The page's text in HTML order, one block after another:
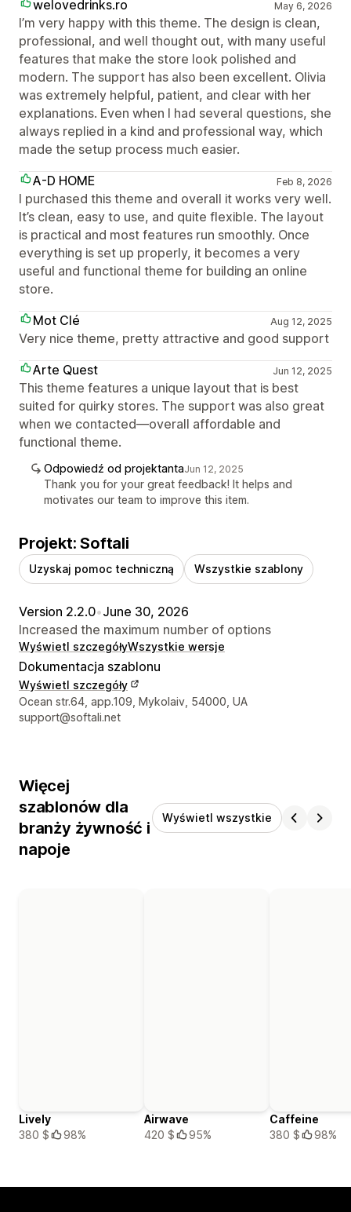
welovedrinks.ro May 6, 2026
I’m very happy with this theme. The design is clean,
professional, and well thought out, with many useful
features that make the store look polished and
modern. The support has also been excellent. Olivia
was extremely helpful, patient, and clear with her
explanations. Even when I had several questions, she
always replied in a kind and professional way, which
made the setup process much easier.
A-D HOME
Feb 8, 2026
I purchased this theme and overall it works very well.
It’s clean, easy to use, and quite flexible. The layout
is practical and most features run smoothly. Once
everything is set up properly, it becomes a very
useful and functional theme for building an online
store.
Mot Clé
Aug 12, 2025
Very nice theme, pretty attractive and good support
Arte Quest
Jun 12, 2025
This theme features a unique layout that is best
suited for quirky stores. The support was also great
when we contacted—overall affordable and
functional theme.
Odpowiedź od projektantaJun 12, 2025
Thank you for your great feedback! It helps and
motivates our team to improve this item.
Projekt: Softali
Uzyskaj pomoc techniczną Wszystkie szablony
Version 2.2.0•June 30, 2026
Increased the maximum number of options
Wyświetl szczegółyWszystkie wersje
Dokumentacja szablonu
Wyświetl szczegóły
Dane kontaktowe projektanta
Ocean str.64, app.109, Mykolaiv, 54000, UA
support@softali.net
Więcej
szablonów dla
branży żywność i
napoje
Wyświetl wszystkie
Lively
380 $
98%
Airwave
420 $
95%
Caffeine
380 $
98%